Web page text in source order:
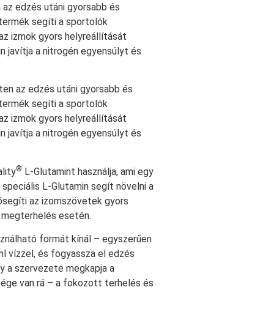
edzés utáni gyorsabb és
segíti a sportolók
izmok gyors helyreállítását
javítja a nitrogén egyensúlyt és
az edzés utáni gyorsabb és
segíti a sportolók
izmok gyors helyreállítását
javítja a nitrogén egyensúlyt és
® L-Glutamint használja, ami egy
L-Glutamin segít növelni a
az izomszövetek gyors
esetén.
formát kínál – egyszerűen
vízzel, és fogyassza el edzés
a szervezete megkapja a
van rá – a fokozott terhelés és